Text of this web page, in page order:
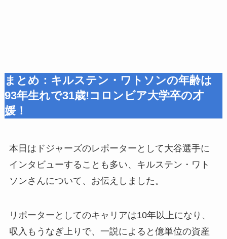
まとめ： キルステン・ワトソンの年齢は
93年生れで31歳!コロンビア大学卒の才
媛！
本日はドジャーズのレポーターとして大谷選手に
インタビューすることも多い、キルステン・ワト
ソンさんについて、お伝えしました。
リポーターとしてのキャリアは10年以上になり、
収入もうなぎ上りで、一説によると億単位の資産